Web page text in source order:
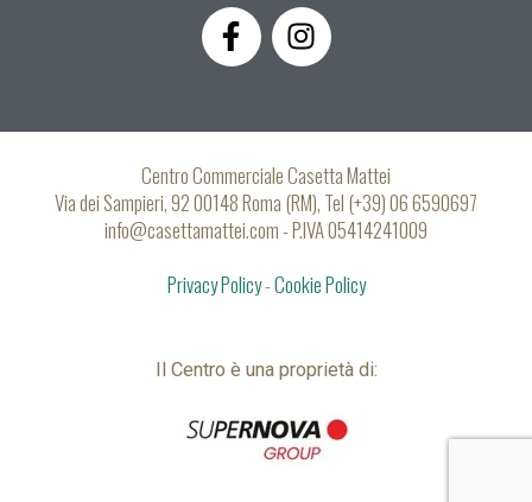
F
a
b
o
o
k
f
I
n
a
g
r
a
Centro Commerciale Casetta Mattei
Via dei Sampieri, 92 00148 Roma (RM), Tel (+39) 06 6590697
info@casettamattei.com - P.IVA 05414241009
Privacy Policy-Cookie Policy
Il Centro è una proprietà di: